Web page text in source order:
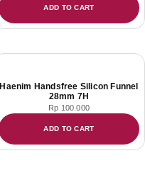
ADD TO CART
Haenim Handsfree Silicon Funnel
28mm 7H
Rp 100.000
ADD TO CART